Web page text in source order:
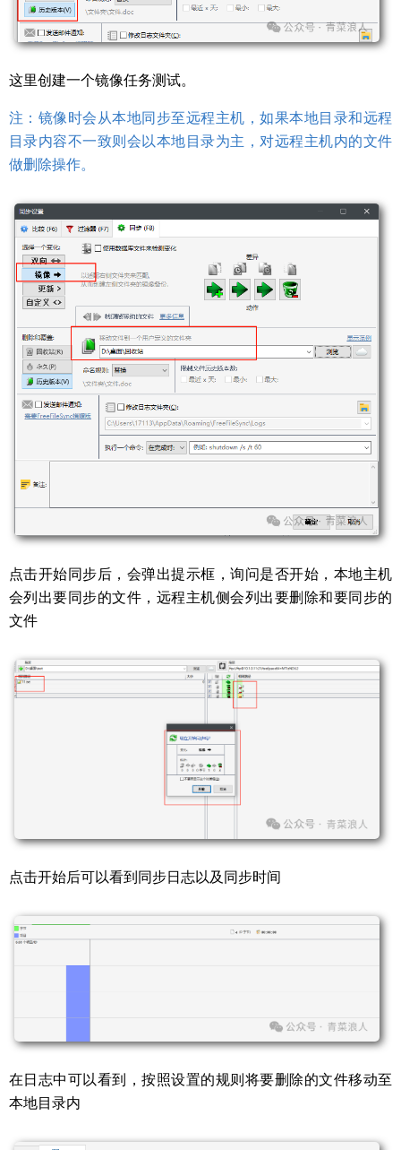
这里创建一个镜像任务测试。
注：镜像时会从本地同步至远程主机，如果本地目录和远程
目录内容不一致则会以本地目录为主，对远程主机内的文件
做删除操作。
点击开始同步后，会弹出提示框，询问是否开始，本地主机
会列出要同步的文件，远程主机侧会列出要删除和要同步的
文件
点击开始后可以看到同步日志以及同步时间
在日志中可以看到，按照设置的规则将要删除的文件移动至
本地目录内